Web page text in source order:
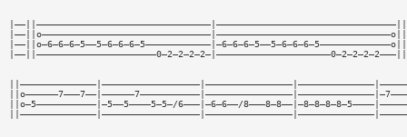
|——||————————————————————————————————|—————————————————————————————————||
|——||o———————————————————————————————|————————————————————————————————o||
|——||o—6—6—6—5——5—6—6—6—5————————————|—6—6—6—5——5—6—6—6—5—————————————o||
|——||——————————————————————0—2—2—2—2—|—————————————————————0—2—2—2—2———||
||o—5———————————|—5——5————5—5—/6———|—6—6——/